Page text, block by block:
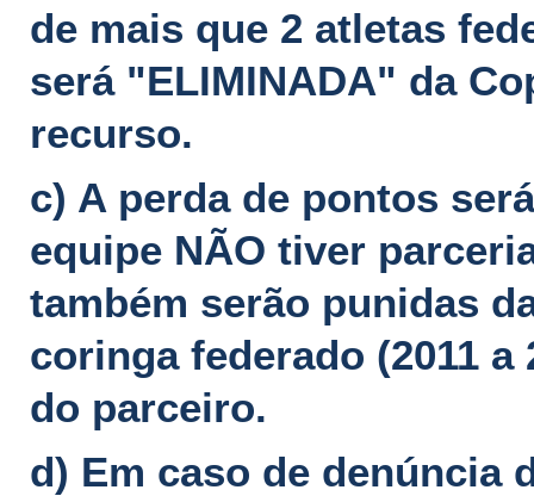
de mais que 2 atletas
será "ELIMINADA" da
recurso.
c) A perda de pontos
equipe NÃO tiver
também serão punidas
coringa federado (2011
do parceiro.
d) Em caso de denúncia